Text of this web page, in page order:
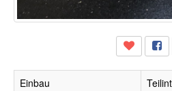
Einbau